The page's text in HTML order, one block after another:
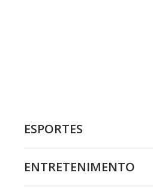
ESPORTES
ENTRETENIMENTO